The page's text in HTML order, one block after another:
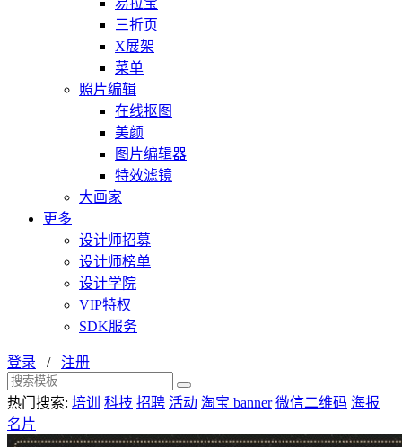
易拉宝
三折页
X展架
菜单
照片编辑
在线抠图
美颜
图片编辑器
特效滤镜
大画家
更多
设计师招募
设计师榜单
设计学院
VIP特权
SDK服务
登录 / 注册
热门搜索: 培训 科技 招聘 活动 淘宝 banner 微信二维码 海报
名片